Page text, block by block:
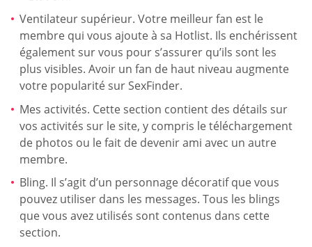
Ventilateur supérieur. Votre meilleur fan est le
membre qui vous ajoute à sa Hotlist. Ils enchérissent
également sur vous pour s’assurer qu’ils sont les
plus visibles. Avoir un fan de haut niveau augmente
votre popularité sur SexFinder.
Mes activités. Cette section contient des détails sur
vos activités sur le site, y compris le téléchargement
de photos ou le fait de devenir ami avec un autre
membre.
Bling. Il s’agit d’un personnage décoratif que vous
pouvez utiliser dans les messages. Tous les blings
que vous avez utilisés sont contenus dans cette
section.